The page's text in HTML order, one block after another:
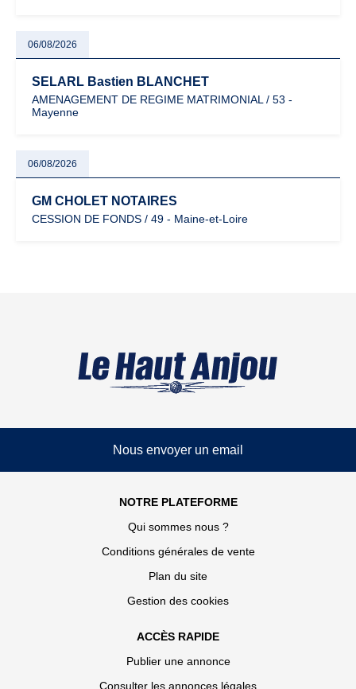
06/08/2026
SELARL Bastien BLANCHET
AMENAGEMENT DE REGIME MATRIMONIAL / 53 -
Mayenne
06/08/2026
GM CHOLET NOTAIRES
CESSION DE FONDS / 49 - Maine-et-Loire
Nous envoyer un email
NOTRE PLATEFORME
Qui sommes nous ?
Conditions générales de vente
Plan du site
Gestion des cookies
ACCÈS RAPIDE
Publier une annonce
Consulter les annonces légales